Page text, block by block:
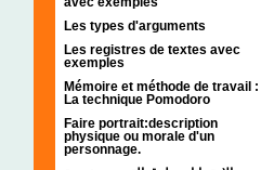
Les types d'arguments
Les registres de textes avec
exemples
Mémoire et méthode de travail :
La technique Pomodoro
Faire portrait:description
physique ou morale d'un
personnage.